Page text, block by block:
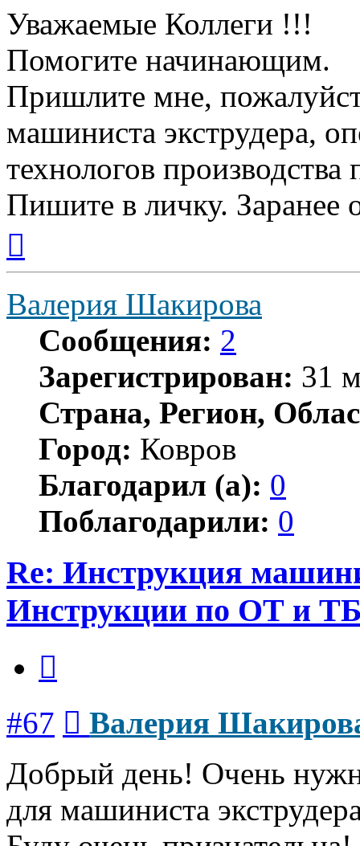
Уважаемые Коллеги !!!
Помогите начинающим.
Пришлите мне,
машиниста экструдера,
технологов
Пишите в личку. Заранее
началу
Валерия Шакирова
Сообщения: 2
Зарегистрирован: 31
Страна, Регион,
Город: Ковров
Благодарил (а): 0
Поблагодарили: 0
Re: Инструкция
Инструкции по ОТ и
#67
Валерия
Добрый день! Очень
для машиниста